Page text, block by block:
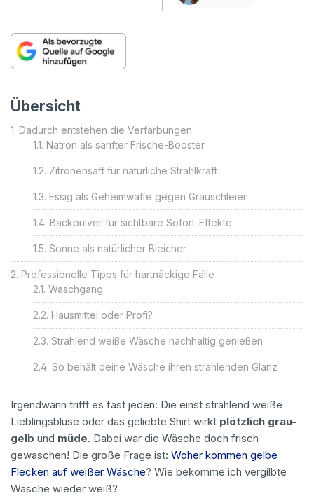
Übersicht
Dadurch entstehen die Verfärbungen
Natron als sanfter Frische-Booster
Zitronensaft für natürliche Strahlkraft
Essig als Geheimwaffe gegen Grauschleier
Backpulver für sichtbare Sofort-Effekte
Sonne als natürlicher Bleicher
Professionelle Tipps für hartnäckige Fälle
Waschgang
Hausmittel oder Profi?
Strahlend weiße Wäsche nachhaltig genießen
So behält deine Wäsche ihren strahlenden Glanz
Irgendwann trifft es fast jeden: Die einst strahlend weiße
Lieblingsbluse oder das geliebte Shirt wirkt plötzlich grau-
gelb und müde. Dabei war die Wäsche doch frisch
gewaschen! Die große Frage ist: Woher kommen gelbe
Flecken auf weißer Wäsche? Wie bekomme ich vergilbte
Wäsche wieder weiß?